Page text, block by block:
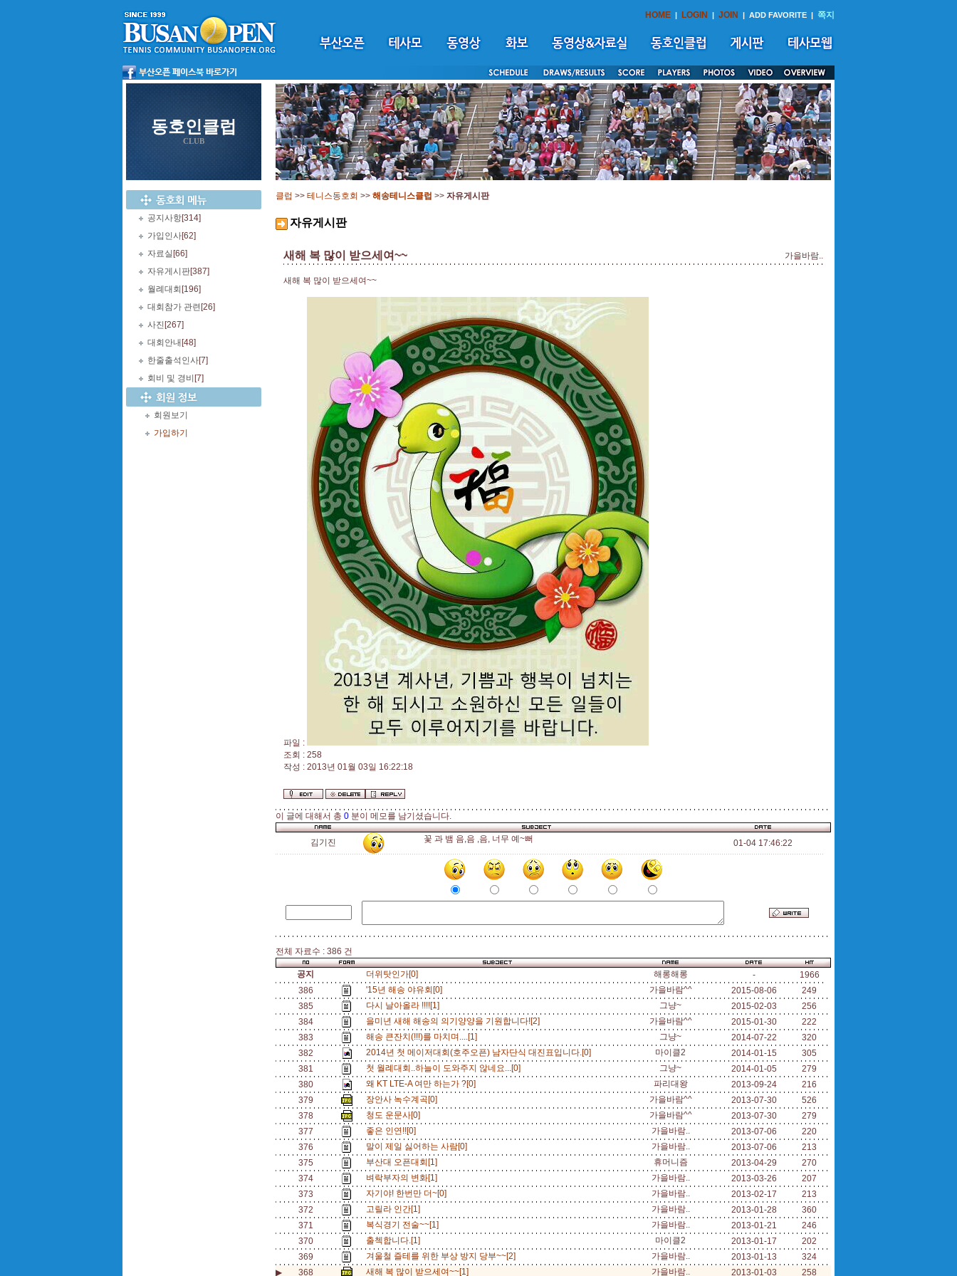
HOME | LOGIN | JOIN | ADD FAVORITE | 쪽지
동호인클럽
CLUB
공지사항[314]
가입인사[62]
자료실 [66]
자유게시판[387]
월례대회 [196]
대회참가 관련 [26]
사진 [267]
대회안내 [48]
한줄출석인사[7]
회비 및 경비 [7]
회원보기
가입하기
클럽 >> 테니스동호회 >> 해송테니스클럽 >> 자유게시판
자유게시판
새해 복 많이 받으세여~~ 가을바람..
새해 복 많이 받으세여~~
파일 :
조회 : 258
작성 : 2013년 01월 03일 16:22:18
이 글에 대해서 총 0 분이 메모를 남기셨습니다.
김기진 꽃 과 뱀 음,음 ,음, 너무 예~뻐 01-04 17:46:22
전체 자료수 : 386 건
공지 더위탓인가[0] 해롱해롱 -
1966
386
'15년 해송 야유회[0] 가을바람^^ 2015-08-06
249
385
다시 날아올라 !!!![1] 그냥~ 2015-02-03
256
384
을미년 새해 해송의 의기양양을 기원합니다![2] 가을바람^^ 2015-01-30
222
383
해송 큰잔치(!!!)를 마치며....[1] 그냥~ 2014-07-22
320
382
2014년 첫 메이저대회(호주오픈) 남자단식 대진표입니다.[0] 마이클2 2014-01-15
305
381
첫 월례대회..하늘이 도와주지 않네요...[0] 그냥~ 2014-01-05
279
380
왜 KT LTE-A 여만 하는가 ?[0] 파리대왕 2013-09-24
216
379
장안사 녹수계곡[0] 가을바람^^ 2013-07-30
526
378
청도 운문사[0] 가을바람^^ 2013-07-30
279
377
좋은 인연!![0] 가을바람.. 2013-07-06
220
376
말이 제일 싫어하는 사람[0] 가을바람.. 2013-07-06
213
375
부산대 오픈대회[1] 휴머니즘 2013-04-29
270
374
벼락부자의 변화[1] 가을바람.. 2013-03-26
207
373
자기야! 한번만 더~[0] 가을바람.. 2013-02-17
213
372
고릴라 인간[1] 가을바람.. 2013-01-28
360
371
복식경기 전술~~[1] 가을바람.. 2013-01-21
246
370
출첵합니다.[1] 마이클2 2013-01-17
202
369
겨울철 즐테를 위한 부상 방지 당부~~[2] 가을바람.. 2013-01-13
324
▶
368 새해 복 많이 받으세여~~[1] 가을바람.. 2013-01-03 258